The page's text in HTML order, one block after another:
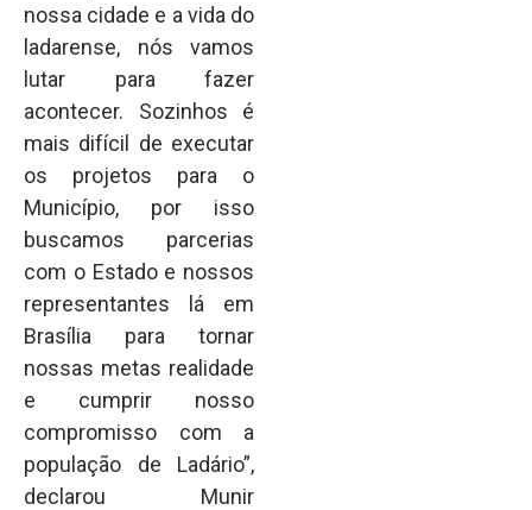
nossa cidade e a vida do
ladarense, nós vamos
lutar para fazer
acontecer. Sozinhos é
mais difícil de executar
os projetos para o
Município, por isso
buscamos parcerias
com o Estado e nossos
representantes lá em
Brasília para tornar
nossas metas realidade
e cumprir nosso
compromisso com a
população de Ladário”,
declarou Munir